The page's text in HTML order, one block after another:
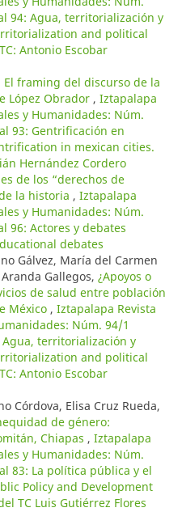
94: Agua, territorialización y
and political
Antonio Escobar
El framing del discurso de la
López Obrador , Iztapalapa
y Humanidades: Núm.
93: Gentrificación en
in mexican cities.
Hernández Cordero
de los “derechos de
la historia , Iztapalapa
y Humanidades: Núm.
96: Actores y debates
debates
Gálvez, María del Carmen
Gallegos, ¿Apoyos o
de salud entre población
México , Iztapalapa Revista
Núm. 94/1
Agua, territorialización y
and political
Antonio Escobar
Córdova, Elisa Cruz Rueda,
de género:
Chiapas , Iztapalapa
y Humanidades: Núm.
83: La política pública y el
Policy and Development
TC Luis Gutiérrez Flores